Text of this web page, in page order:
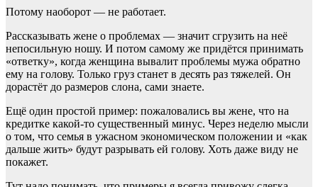
Потому наоборот — не работает.
Рассказывать жене о проблемах — значит сгрузить на неё
непосильную ношу. И потом самому же придётся принимать
«ответку», когда женщина вывалит проблемы мужа обратно
ему на голову. Только груз станет в десять раз тяжелей. Он
дорастёт до размеров слона, сами знаете.
Ещё один простой пример: пожаловались вы жене, что на
кредитке какой-то существенный минус. Через неделю мысли
о том, что семья в ужасном экономическом положении и «как
дальше жить» будут разрывать ей голову. Хоть даже виду не
покажет.